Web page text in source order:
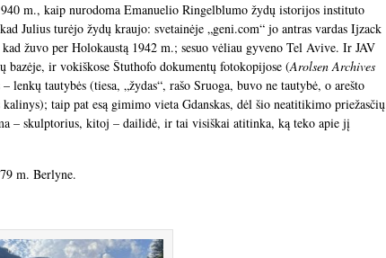
m., kaip nurodoma Emanuelio Ringelblumo žydų istorijos instituto
Julius turėjo žydų kraujo: svetainėje „geni.com“ jo antras vardas Ijzack
žuvo per Holokaustą 1942 m.; sesuo vėliau gyveno Tel Avive. Ir JAV
bazėje, ir vokiškose Štuthofo dokumentų fotokopijose (Arolsen Archives
lenkų tautybės (tiesa, „žydas“, rašo Sruoga, buvo ne tautybė, o arešto
taip pat esą gimimo vieta Gdanskas, dėl šio neatitikimo priežasčių
– skulptorius, kitoj – dailidė, ir tai visiškai atitinka, ką teko apie jį
m. Berlyne.